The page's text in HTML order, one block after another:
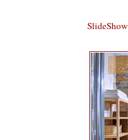
SlideShow